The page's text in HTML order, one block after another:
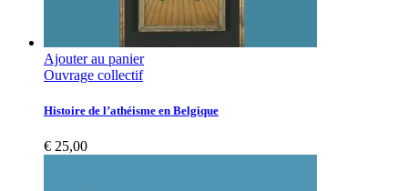
Ajouter au panier
Ouvrage collectif
Histoire de l’athéisme en Belgique
€ 25,00